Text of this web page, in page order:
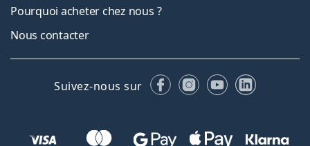
Pourquoi acheter chez nous ?
Nous contacter
Suivez-nous sur FacebookInstagram
YouTubeLinkedIn